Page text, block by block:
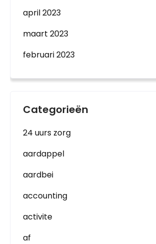
april 2023
maart 2023
februari 2023
Categorieën
24 uurs zorg
aardappel
aardbei
accounting
activite
af